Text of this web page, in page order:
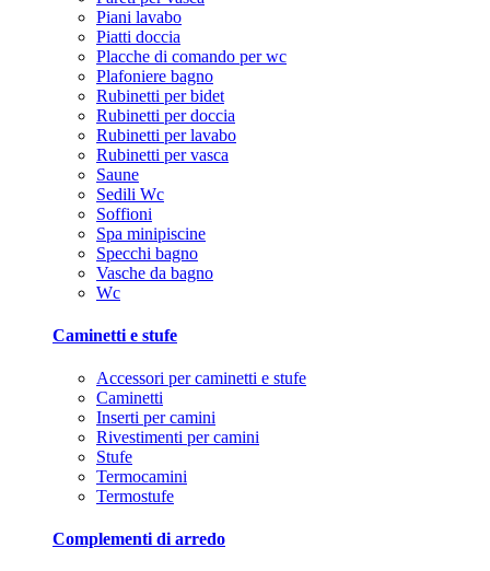
Piani lavabo
Piatti doccia
Placche di comando per wc
Plafoniere bagno
Rubinetti per bidet
Rubinetti per doccia
Rubinetti per lavabo
Rubinetti per vasca
Saune
Sedili Wc
Soffioni
Spa minipiscine
Specchi bagno
Vasche da bagno
Wc
Caminetti e stufe
Accessori per caminetti e stufe
Caminetti
Inserti per camini
Rivestimenti per camini
Stufe
Termocamini
Termostufe
Complementi di arredo